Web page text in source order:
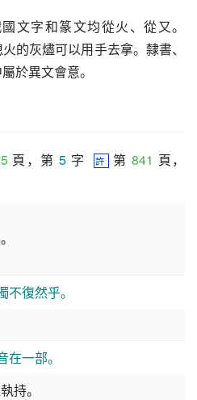
文字和篆文均從火、從又。
的灰燼可以用手去拿。隸書、
於異文會意。
頁，第 5 字 許 第 841 頁，
不復然乎。
一部。
持。